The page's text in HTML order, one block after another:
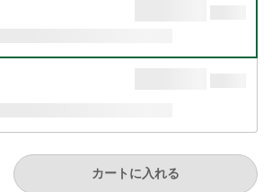
カートに入れる